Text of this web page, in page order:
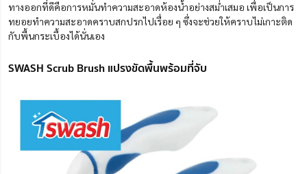
ทางออกที่ดีคือการหมั่นทำความสะอาดห้องน้ำอย่างสม่ำเสมอ เพื่อเป็นการ
ทยอยทำความสะอาดคราบสกปรกไปเรื่อย ๆ ซึ่งจะช่วยให้คราบไม่เกาะติด
กับพื้นกระเบื้องได้นั่นเอง
SWASH Scrub Brush แปรงขัดพื้นพร้อมที่จับ